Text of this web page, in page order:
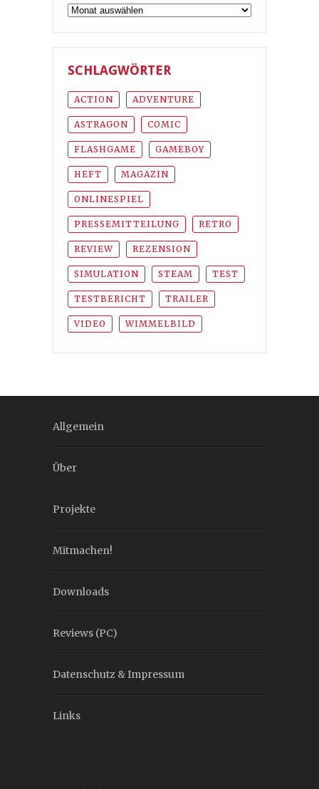
Archiv
SCHLAGWÖRTER
ACTION ADVENTURE
ASTRAGON COMIC
FLASHGAME GAMEBOY
HEFT MAGAZIN
ONLINESPIEL
PRESSEMITTEILUNG RETRO
REVIEW REZENSION
SIMULATION STEAM TEST
TESTBERICHT TRAILER
VIDEO WIMMELBILD
Allgemein
Über
Projekte
Mitmachen!
Downloads
Reviews (PC)
Datenschutz & Impressum
Links